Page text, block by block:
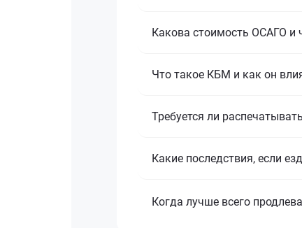
Какова стоимость ОСАГО и
Что такое КБМ и как он
Требуется ли
Какие последствия, если
Когда лучше всего